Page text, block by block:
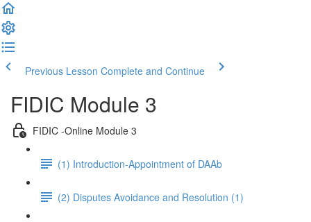
Previous Lesson Complete and Continue
FIDIC Module 3
FIDIC -Online Module 3
(1) Introduction-Appointment of DAAb
(2) Disputes Avoidance and Resolution (1)